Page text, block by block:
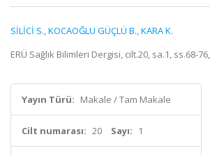
SİLİCİ S.,KOCAOĞLU GÜÇLÜ B.,KARA K.
ERÜ Sağlık Bilimleri Dergisi, cilt.20, sa.1, ss.68-
Yayın Türü: Makale / Tam Makale
Cilt numarası: 20 Sayı: 1